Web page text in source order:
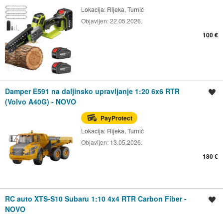
Lokacija: Rijeka, Turnić
Objavljen:22.05.2026.
100 €
Damper E591 na daljinsko upravljanje 1:20 6x6 RTR
(Volvo A40G) - NOVO
PayProtect
Lokacija: Rijeka, Turnić
Objavljen: 13.05.2026.
180 €
RC auto XTS-S10 Subaru 1:10 4x4 RTR Carbon Fiber -
NOVO